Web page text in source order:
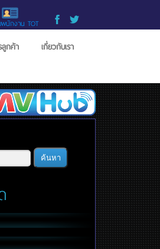
พนักงาน TOT
ลูกค้า เกี่ยวกับเรา